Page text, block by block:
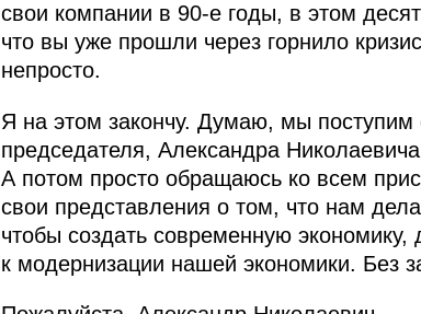
свои компании в 90-е годы, в этом
что вы уже прошли через горнило
непросто.
Я на этом закончу. Думаю, мы
председателя, Александра
А потом просто обращаюсь ко всем
свои представления о том, что нам
чтобы создать современную
к модернизации нашей экономики. Без